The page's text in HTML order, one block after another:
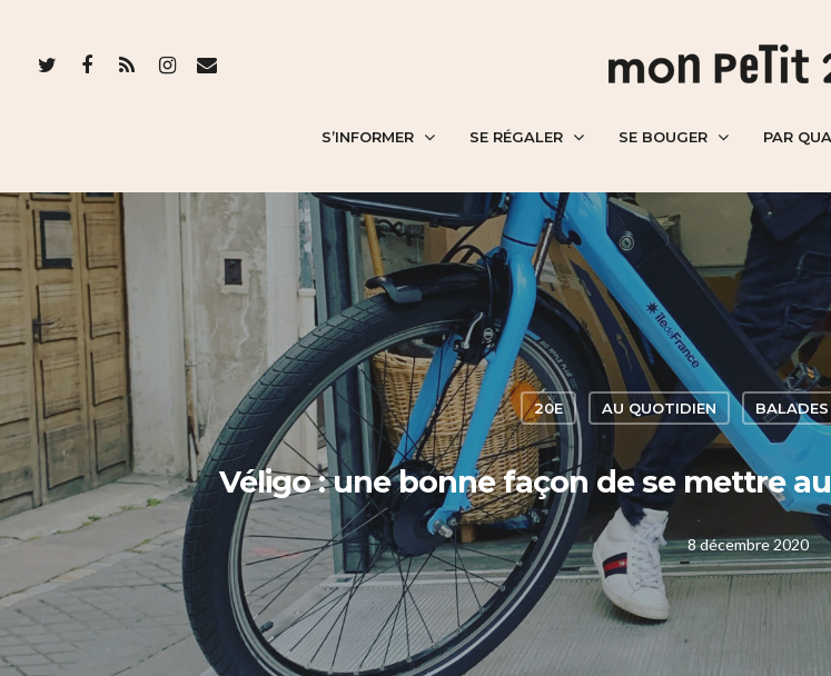
S’INFORMER SE RÉGALER SE BOUGER PAR
20E AU QUOTIDIEN BALADES
Véligo : une bonne façon de se mettre
8 décembre 2020